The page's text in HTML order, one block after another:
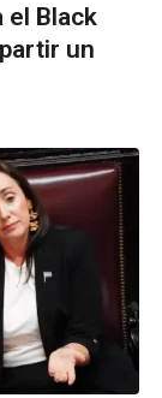
el Black
un